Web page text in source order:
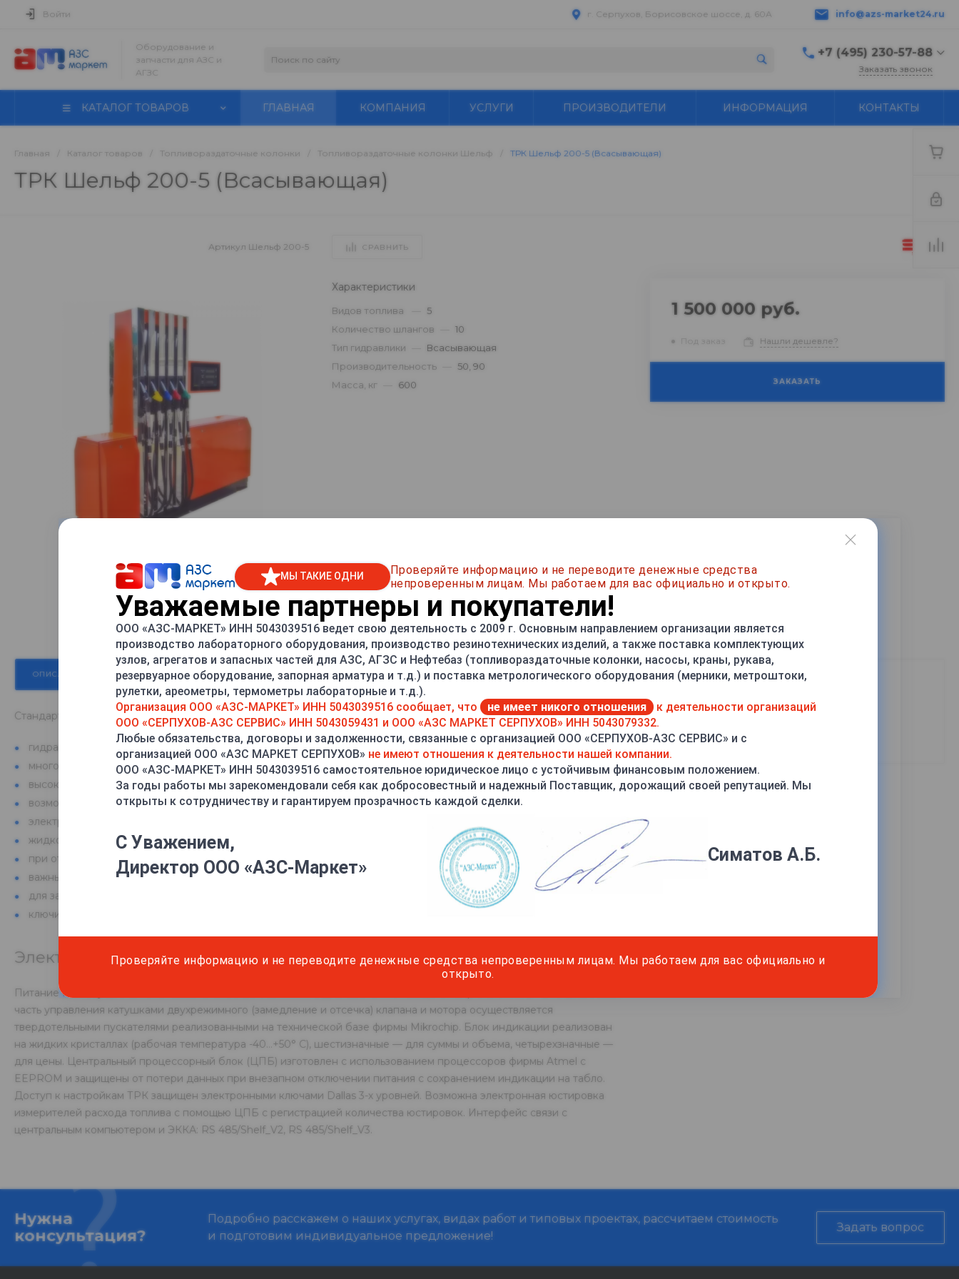
г. Серпухов, Борисовское шоссе, д. 60А info@azs-market24.ru
Войти
Оборудование и
запчасти для АЗС и
АГЗС
+7 (495) 230-57-88
г. Серпухов,
Заказать звонок
КАТАЛОГ ТОВАРОВ ГЛАВНАЯ КОМПАНИЯ УСЛУГИ ПРОИЗВОДИТЕЛИ ИНФОРМАЦИЯ КОНТАКТЫ
Главная Каталог товаров Топливораздаточные колонки Топливораздаточные колонки Шельф ТРК Шельф 200-5 (Всасывающая)
ТРК Шельф 200-5 (Всасывающая)
Артикул Шельф 200-5 СРАВНИТЬ
Характеристики
Видов топлива
5
Количество шлангов
10
Тип гидравлики
Всасывающая
Производительность
50, 90
Масса, кг
600
1 500 000 руб.
Под заказ Нашли дешевле?
ЗАКАЗАТЬ
ОПИСАНИЕ ХАРАКТЕРИСТИКИ ДОКУМЕНТЫ ОТЗЫВЫ ОПЛАТА ДОСТАВКА
Стандартное оснащение
гидравлика SHELF
многоразовая разрывная муфта
высококачественное полимерное покрытие
возможность автономного режима работы со встроенной клавиатуры
электронный суммирующий счетчик
жидкокристаллическая индикация (высота индикаторов 25мм)
при отключении электроэнергии индикация сохраняется 15минут
важные данные сохраняются неограниченное время
для защиты от несанкционированного доступа применяются электронные
ключи Dallas
Электроника
Питание ГРК осуществляется высококачественным ИИП с диапазоном питающего напряжения 170—240 В. Силовая
часть управления катушками двухрежимного (замедление и отсечка) клапана и мотора осуществляется
твердотельными пускателями реализованными на технической базе фирмы Mikrochip. Блок индикации реализован
на жидких кристаллах (рабочая температура -40…+50° С), шестизначные — для суммы и объема, четырехзначные —
для цены. Центральный процессорный блок (ЦПБ) изготовлен с использованием процессоров фирмы Atmel c
EEPROM и защищены от потери данных при внезапном отключении питания с сохранением индикации на табло.
Доступ к настройкам ТРК защищен электронными ключами Dallas 3-х уровней. Возможна электронная юстировка
измерителей расхода топлива с помощью ЦПБ с регистрацией количества юстировок. Интерфейс связи с
центральным компьютером и ЭККА: RS 485/Shelf_V2, RS 485/Shelf_V3.
Все товары бренда Шельф
Нужна
консультация?
Подробно расскажем о наших услугах, видах работ и типовых проектах, рассчитаем стоимость
и подготовим индивидуальное предложение!
Задать вопрос
МЫ ТАКИЕ ОДНИ
Проверяйте информацию и не переводите денежные средства
непроверенным лицам. Мы работаем для вас официально и открыто.
Уважаемые партнеры и покупатели!
ООО «АЗС-МАРКЕТ» ИНН 5043039516 ведет свою деятельность с 2009 г. Основным направлением организации является
производство лабораторного оборудования, производство резинотехнических изделий, а также поставка комплектующих
узлов, агрегатов и запасных частей для АЗС, АГЗС и Нефтебаз (топливораздаточные колонки, насосы, краны, рукава,
резервуарное оборудование, запорная арматура и т.д.) и поставка метрологического оборудования (мерники, метроштоки,
рулетки, ареометры, термометры лабораторные и т.д.).
Организация ООО «АЗС-МАРКЕТ» ИНН 5043039516 сообщает, что
не имеет никого отношения
к деятельности организаций
ООО «СЕРПУХОВ-АЗС СЕРВИС» ИНН 5043059431 и ООО «АЗС МАРКЕТ СЕРПУХОВ» ИНН 5043079332.
Любые обязательства, договоры и задолженности, связанные с организацией ООО «СЕРПУХОВ-АЗС СЕРВИС» и с
организацией ООО «АЗС МАРКЕТ СЕРПУХОВ» не имеют отношения к деятельности нашей компании.
ООО «АЗС-МАРКЕТ» ИНН 5043039516 самостоятельное юридическое лицо с устойчивым финансовым положением.
За годы работы мы зарекомендовали себя как добросовестный и надежный Поставщик, дорожащий своей репутацией. Мы
открыты к сотрудничеству и гарантируем прозрачность каждой сделки.
С Уважением,
Директор ООО «АЗС-Маркет»
Симатов А.Б.
Проверяйте информацию и не переводите денежные средства непроверенным лицам. Мы работаем для вас официально и
открыто.